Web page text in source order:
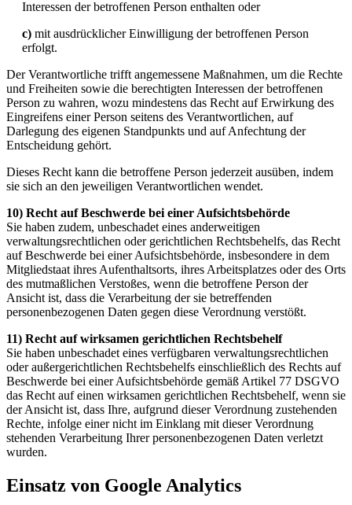
Interessen der betroffenen Person enthalten oder
c) mit ausdrücklicher Einwilligung der betroffenen Person
erfolgt.
Der Verantwortliche trifft angemessene Maßnahmen, um die Rechte
und Freiheiten sowie die berechtigten Interessen der betroffenen
Person zu wahren, wozu mindestens das Recht auf Erwirkung des
Eingreifens einer Person seitens des Verantwortlichen, auf
Darlegung des eigenen Standpunkts und auf Anfechtung der
Entscheidung gehört.
Dieses Recht kann die betroffene Person jederzeit ausüben, indem
sie sich an den jeweiligen Verantwortlichen wendet.
10) Recht auf Beschwerde bei einer Aufsichtsbehörde
Sie haben zudem, unbeschadet eines anderweitigen
verwaltungsrechtlichen oder gerichtlichen Rechtsbehelfs, das Recht
auf Beschwerde bei einer Aufsichtsbehörde, insbesondere in dem
Mitgliedstaat ihres Aufenthaltsorts, ihres Arbeitsplatzes oder des Orts
des mutmaßlichen Verstoßes, wenn die betroffene Person der
Ansicht ist, dass die Verarbeitung der sie betreffenden
personenbezogenen Daten gegen diese Verordnung verstößt.
11) Recht auf wirksamen gerichtlichen Rechtsbehelf
Sie haben unbeschadet eines verfügbaren verwaltungsrechtlichen
oder außergerichtlichen Rechtsbehelfs einschließlich des Rechts auf
Beschwerde bei einer Aufsichtsbehörde gemäß Artikel 77 DSGVO
das Recht auf einen wirksamen gerichtlichen Rechtsbehelf, wenn sie
der Ansicht ist, dass Ihre, aufgrund dieser Verordnung zustehenden
Rechte, infolge einer nicht im Einklang mit dieser Verordnung
stehenden Verarbeitung Ihrer personenbezogenen Daten verletzt
wurden.
Einsatz von Google Analytics